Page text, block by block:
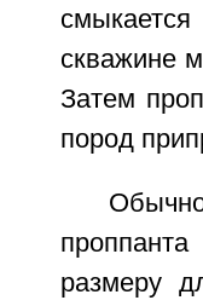
скважине
Затем
пород
размеру